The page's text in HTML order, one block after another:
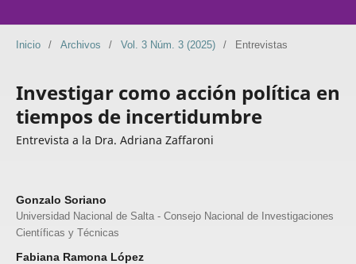
Inicio / Archivos / Vol. 3 Núm. 3 (2025) / Entrevistas
Investigar como acción política en
tiempos de incertidumbre
Entrevista a la Dra. Adriana Zaffaroni
Gonzalo Soriano
Universidad Nacional de Salta - Consejo Nacional de Investigaciones
Científicas y Técnicas
Fabiana Ramona López